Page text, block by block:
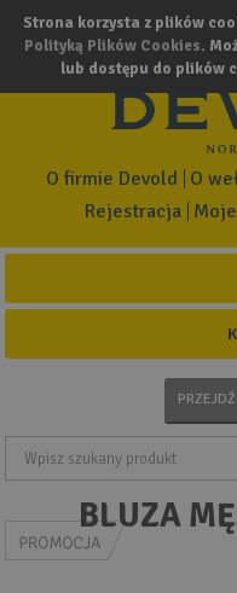
Strona korzysta z plików
Polityką Plików Cookies.
lub dostępu do plików
Rejestracja
O firmie Devold O
BLUZA